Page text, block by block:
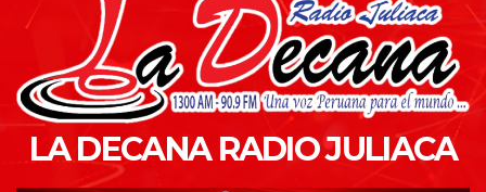
LA DECANA RADIO JULIACA